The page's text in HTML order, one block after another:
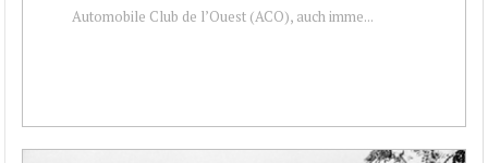
Automobile Club de l’Ouest (ACO), auch imme...